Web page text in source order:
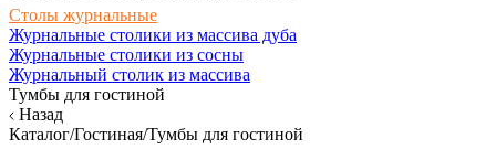
Столы журнальные
Журнальные столики из массива дуба
Журнальные столики из сосны
Журнальный столик из массива
Тумбы для гостиной
Назад
Каталог/Гостиная/Тумбы для гостиной